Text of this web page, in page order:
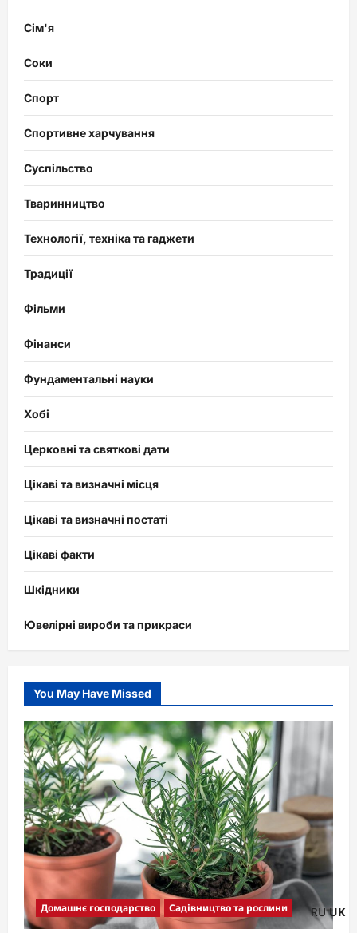
Сім'я
Соки
Спорт
Спортивне харчування
Суспільство
Тваринництво
Технології, техніка та гаджети
Традиції
Фільми
Фінанси
Фундаментальні науки
Хобі
Церковні та святкові дати
Цікаві та визначні місця
Цікаві та визначні постаті
Цікаві факти
Шкідники
Ювелірні вироби та прикраси
You May Have Missed
Домашнє господарство Садівництво та рослини RU UK